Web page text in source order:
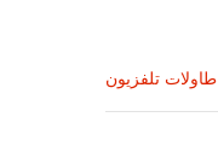
طاولات تلفزيون